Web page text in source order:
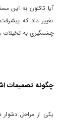
آیا تاکنون به این
تغییر داد که
چشمگیری به تخیلات
چگونه تصمیمات
یکی از مراحل